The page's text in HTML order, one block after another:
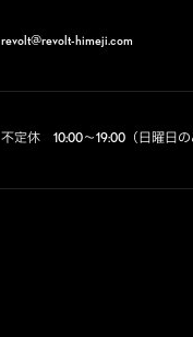
revolt@revolt-himeji.com
不定休　10:00～19:00（日曜日の